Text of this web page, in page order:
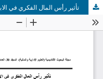
تأثير رأس المال الفكري في